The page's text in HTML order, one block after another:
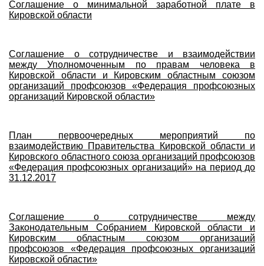
Соглашение о минимальной заработной плате в
Кировской области
Соглашение о сотрудничестве и взаимодействии
между Уполномоченным по правам человека в
Кировской области и Кировским областным союзом
организаций профсоюзов «Федерация профсоюзных
организаций Кировской области»
План первоочередных мероприятий по
взаимодействию Правительства Кировской области и
Кировского областного союза организаций профсоюзов
«Федерация профсоюзных организаций» на период до
31.12.2017
Соглашение о сотрудничестве между
Законодательным Собранием Кировской области и
Кировским областным союзом организаций
профсоюзов «Федерация профсоюзных организаций
Кировской области»